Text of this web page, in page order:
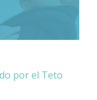
por el Teto